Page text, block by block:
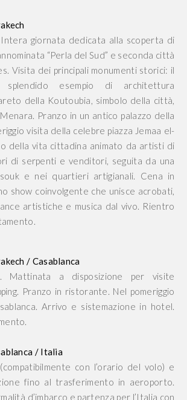
Intera giornata dedicata alla scoperta di
“Perla del Sud” e seconda città
Visita dei principali monumenti storici: il
splendido esempio di architettura
della Koutoubia, simbolo della città,
Pranzo in un antico palazzo della
visita della celebre piazza Jemaa el-
della vita cittadina animato da artisti di
di serpenti e venditori, seguita da una
e nei quartieri artigianali. Cena in
show coinvolgente che unisce acrobati,
artistiche e musica dal vivo. Rientro
/ Casablanca
Mattinata a disposizione per visite
Pranzo in ristorante. Nel pomeriggio
Arrivo e sistemazione in hotel.
/ Italia
con l’orario del volo) e
fino al trasferimento in aeroporto.
d’imbarco e partenza per l’Italia con